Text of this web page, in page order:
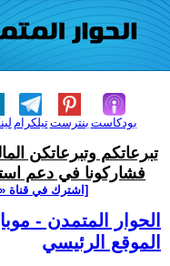
تيلكرامبنترست بودكاست
تبرعاتكم وتبرعاتكن
فشاركونا في دعم
[اشترك في قناة
الحوار المتمدن -
الموقع الرئيسي